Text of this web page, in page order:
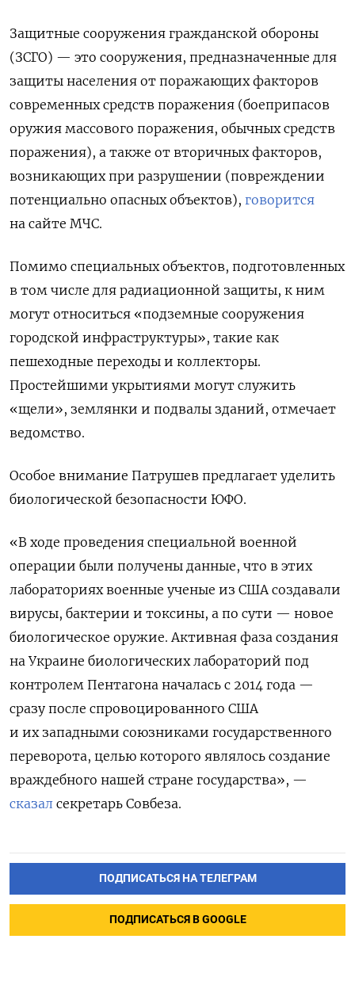
Защитные сооружения гражданской обороны
(ЗСГО) — это сооружения, предназначенные для
защиты населения от поражающих факторов
современных средств поражения (боеприпасов
оружия массового поражения, обычных средств
поражения), а также от вторичных факторов,
возникающих при разрушении (повреждении
потенциально опасных объектов), говорится
на сайте МЧС.
Помимо специальных объектов, подготовленных
в том числе для радиационной защиты, к ним
могут относиться «подземные сооружения
городской инфраструктуры», такие как
пешеходные переходы и коллекторы.
Простейшими укрытиями могут служить
«щели», землянки и подвалы зданий, отмечает
ведомство.
Особое внимание Патрушев предлагает уделить
биологической безопасности ЮФО.
«В ходе проведения специальной военной
операции были получены данные, что в этих
лабораториях военные ученые из США создавали
вирусы, бактерии и токсины, а по сути — новое
биологическое оружие. Активная фаза создания
на Украине биологических лабораторий под
контролем Пентагона началась с 2014 года —
сразу после спровоцированного США
и их западными союзниками государственного
переворота, целью которого являлось создание
враждебного нашей стране государства», —
сказал секретарь Совбеза.
ПОДПИСАТЬСЯ НА ТЕЛЕГРАМ
ПОДПИСАТЬСЯ В GOOGLE